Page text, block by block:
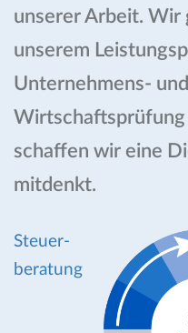
unserer Arbeit. Wir
unserem
Unternehmens-
Wirtschaftsprüfung
schaffen wir eine
mitdenkt.
Steuer-
beratung